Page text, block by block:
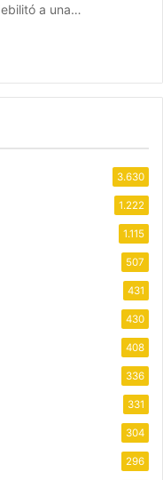
a una…
3.630
1.222
1.115
507
431
430
408
336
331
304
296